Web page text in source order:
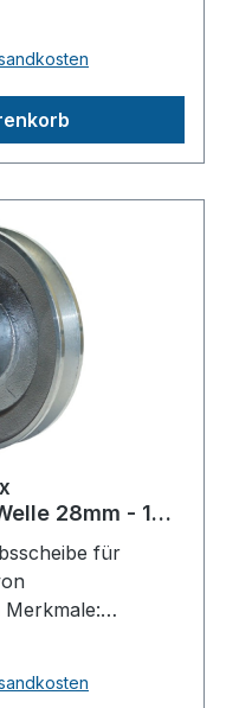
GmbH,
28mm - 1A -
für
140 mm
28 mm